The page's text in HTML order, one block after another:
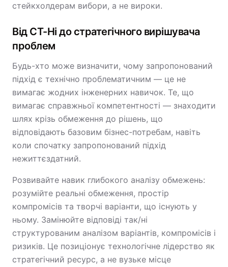
стейкхолдерам вибори, а не вироки.
Від CT-Ні до стратегічного вирішувача
проблем
Будь-хто може визначити, чому запропонований
підхід є технічно проблематичним — це не
вимагає жодних інженерних навичок. Те, що
вимагає справжньої компетентності — знаходити
шлях крізь обмеження до рішень, що
відповідають базовим бізнес-потребам, навіть
коли спочатку запропонований підхід
нежиттєздатний.
Розвивайте навик глибокого аналізу обмежень:
розумійте реальні обмеження, простір
компромісів та творчі варіанти, що існують у
ньому. Замінюйте відповіді так/ні
структурованим аналізом варіантів, компромісів і
ризиків. Це позиціонує технологічне лідерство як
стратегічний ресурс, а не вузьке місце